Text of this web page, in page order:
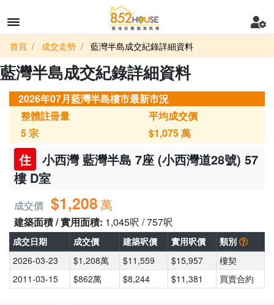
首頁 成交走勢 藍灣半島成交紀錄詳細資料
藍灣半島成交紀錄詳細資料
2026年07月藍灣半島樓市最新市況
整體註冊量
5宗
平均成交價
$1,075萬
住
小西灣 藍灣半島 7座 (小西灣道28號) 57
樓 D室
成交價 $1,208萬
建築面積 / 實用面積: 1,045呎 / 757呎
成交日期 成交價 建築呎價 實用呎價
類別
2026-03-23
$1,208萬 $11,559 $15,957
樓契
2011-03-15
$862萬 $8,244 $11,381 買賣合約